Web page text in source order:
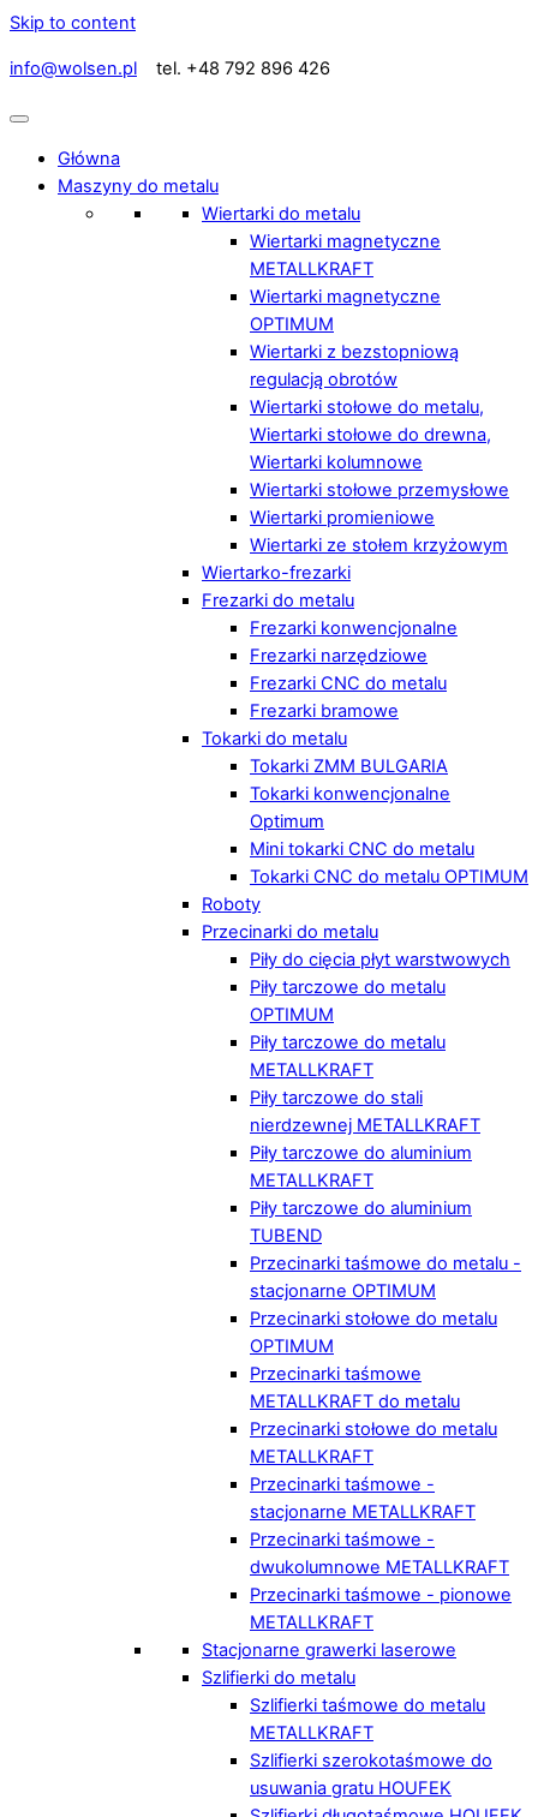
Skip to content
info@wolsen.pl tel. +48 792 896 426
Główna
Maszyny do metalu
Wiertarki do metalu
Wiertarki magnetyczne
METALLKRAFT
Wiertarki magnetyczne
OPTIMUM
Wiertarki z bezstopniową
regulacją obrotów
Wiertarki stołowe do metalu,
Wiertarki stołowe do drewna,
Wiertarki kolumnowe
Wiertarki stołowe przemysłowe
Wiertarki promieniowe
Wiertarki ze stołem krzyżowym
Wiertarko-frezarki
Frezarki do metalu
Frezarki konwencjonalne
Frezarki narzędziowe
Frezarki CNC do metalu
Frezarki bramowe
Tokarki do metalu
Tokarki ZMM BULGARIA
Tokarki konwencjonalne
Optimum
Mini tokarki CNC do metalu
Tokarki CNC do metalu OPTIMUM
Roboty
Przecinarki do metalu
Piły do cięcia płyt warstwowych
Piły tarczowe do metalu
OPTIMUM
Piły tarczowe do metalu
METALLKRAFT
Piły tarczowe do stali
nierdzewnej METALLKRAFT
Piły tarczowe do aluminium
METALLKRAFT
Piły tarczowe do aluminium
TUBEND
Przecinarki taśmowe do metalu -
stacjonarne OPTIMUM
Przecinarki stołowe do metalu
OPTIMUM
Przecinarki taśmowe
METALLKRAFT do metalu
Przecinarki stołowe do metalu
METALLKRAFT
Przecinarki taśmowe -
stacjonarne METALLKRAFT
Przecinarki taśmowe -
dwukolumnowe METALLKRAFT
Przecinarki taśmowe - pionowe
METALLKRAFT
Stacjonarne grawerki laserowe
Szlifierki do metalu
Szlifierki taśmowe do metalu
METALLKRAFT
Szlifierki szerokotaśmowe do
usuwania gratu HOUFEK